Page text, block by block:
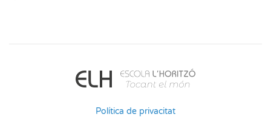
Política de privacitat